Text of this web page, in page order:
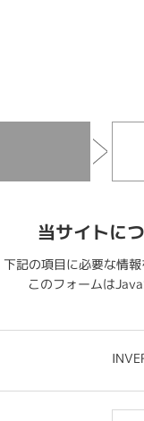
当サイトに
下記の項目に必要な情
このフォームは